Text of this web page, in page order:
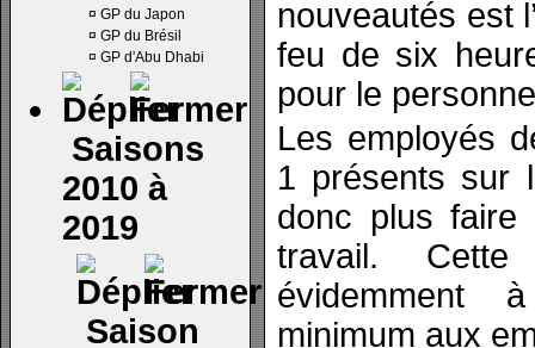
¤ GP du Japon
¤ GP du Brésil
¤ GP d'Abu Dhabi
Saisons
2010 à
2019
Saison
nouveautés est
feu de six
pour le
Les employés
1 présents sur
donc plus faire
travail.
évidemment
minimum aux